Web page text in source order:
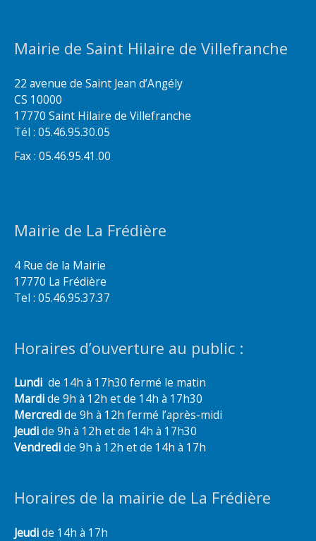
Mairie de Saint Hilaire de Villefranche
22 avenue de Saint Jean d’Angély
CS 10000
17770 Saint Hilaire de Villefranche
Tél : 05.46.95.30.05
Fax : 05.46.95.41.00
Mairie de La Frédière
4 Rue de la Mairie
17770 La Frédière
Tel : 05.46.95.37.37
Horaires d’ouverture au public :
Lundi de 14h à 17h30 fermé le matin
Mardide 9h à 12h et de 14h à 17h30
Mercredide 9h à 12h fermé l’après-midi
Jeudide 9h à 12h et de 14h à 17h30
Vendredide 9h à 12h et de 14h à 17h
Horaires de la mairie de La Frédière
Jeudide 14h à 17h